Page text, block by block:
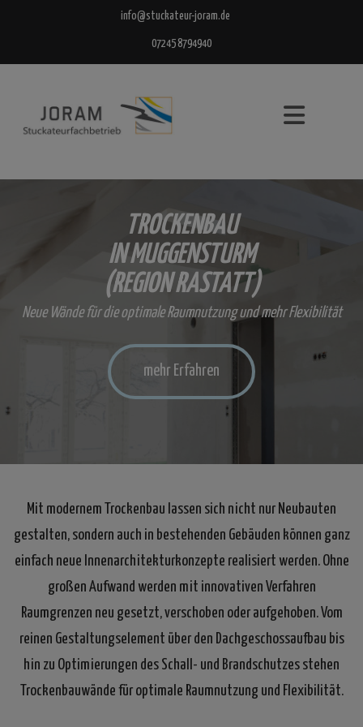
info@stuckateur-joram.de
07245 8794940
TROCKENBAU
IN MUGGENSTURM
(REGION RASTATT)
Neue Wände für die optimale Raumnutzung und mehr Flexibilität
mehr Erfahren
Mit modernem Trockenbau lassen sich nicht nur Neubauten
gestalten, sondern auch in bestehenden Gebäuden können ganz
einfach neue Innenarchitekturkonzepte realisiert werden. Ohne
großen Aufwand werden mit innovativen Verfahren
Raumgrenzen neu gesetzt, verschoben oder aufgehoben. Vom
reinen Gestaltungselement über den Dachgeschossaufbau bis
hin zu Optimierungen des Schall- und Brandschutzes stehen
Trockenbauwände für optimale Raumnutzung und Flexibilität.